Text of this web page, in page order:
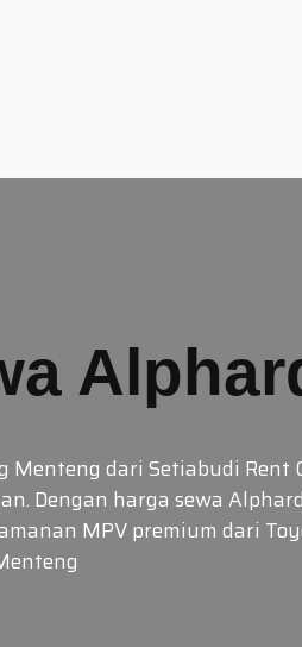
dari Setiabudi
Dengan harga sewa
MPV premium dari